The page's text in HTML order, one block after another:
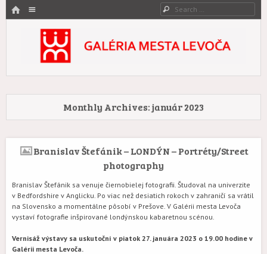
HOME Search
Galéria mesta Levoča
Monthly Archives:január 2023
Branislav Štefánik – LONDÝN – Portréty/Street
photography
Branislav Štefánik sa venuje čiernobielej fotografii. Študoval na univerzite
v Bedfordshire v Anglicku. Po viac než desiatich rokoch v zahraničí sa vrátil
na Slovensko a momentálne pôsobí v Prešove. V Galérii mesta Levoča
vystaví fotografie inšpirované londýnskou kabaretnou scénou.
Vernisáž výstavy sa uskutoční v piatok 27. januára 2023 o 19.00 hodine v
Galérii mesta Levoča.